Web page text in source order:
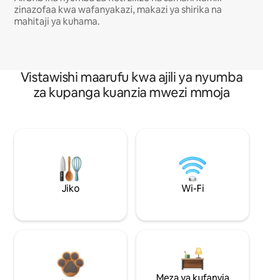
zinazofaa kwa wafanyakazi, makazi ya shirika na
mahitaji ya kuhama.
Vistawishi maarufu kwa ajili ya nyumba
za kupanga kuanzia mwezi mmoja
Jiko Wi-Fi